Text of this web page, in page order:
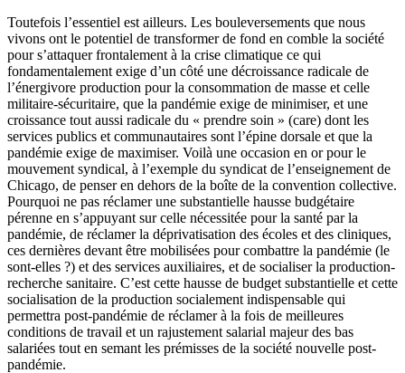
Toutefois l’essentiel est ailleurs. Les bouleversements que nous
vivons ont le potentiel de transformer de fond en comble la société
pour s’attaquer frontalement à la crise climatique ce qui
fondamentalement exige d’un côté une décroissance radicale de
l’énergivore production pour la consommation de masse et celle
militaire-sécuritaire, que la pandémie exige de minimiser, et une
croissance tout aussi radicale du « prendre soin » (care) dont les
services publics et communautaires sont l’épine dorsale et que la
pandémie exige de maximiser. Voilà une occasion en or pour le
mouvement syndical, à l’exemple du syndicat de l’enseignement de
Chicago, de penser en dehors de la boîte de la convention collective.
Pourquoi ne pas réclamer une substantielle hausse budgétaire
pérenne en s’appuyant sur celle nécessitée pour la santé par la
pandémie, de réclamer la déprivatisation des écoles et des cliniques,
ces dernières devant être mobilisées pour combattre la pandémie (le
sont-elles ?) et des services auxiliaires, et de socialiser la production-
recherche sanitaire. C’est cette hausse de budget substantielle et cette
socialisation de la production socialement indispensable qui
permettra post-pandémie de réclamer à la fois de meilleures
conditions de travail et un rajustement salarial majeur des bas
salariées tout en semant les prémisses de la société nouvelle post-
pandémie.